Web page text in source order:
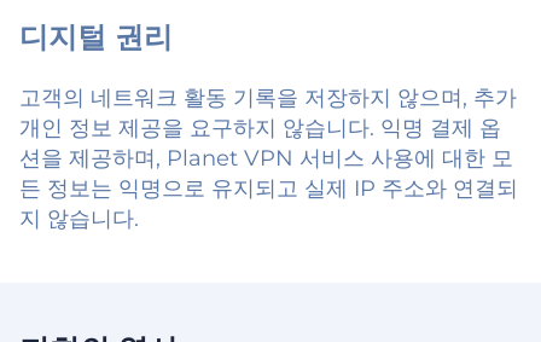
디지털 권리
고객의 네트워크 활동 기록을 저장하지 않으며, 추가
개인 정보 제공을 요구하지 않습니다. 익명 결제 옵
션을 제공하며, Planet VPN 서비스 사용에 대한 모
든 정보는 익명으로 유지되고 실제 IP 주소와 연결되
지 않습니다.